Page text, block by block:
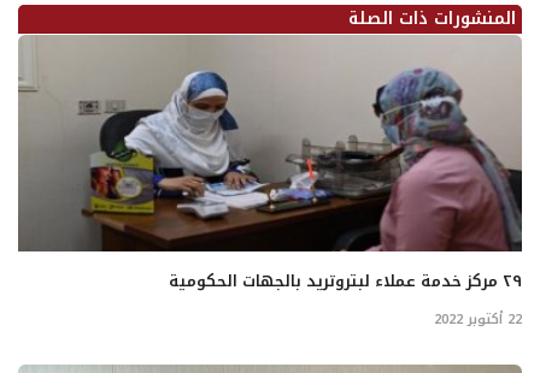
المنشورات ذات الصلة
٢٩ مركز خدمة عملاء لبتروتريد بالجهات الحكومية
22 أكتوبر 2022